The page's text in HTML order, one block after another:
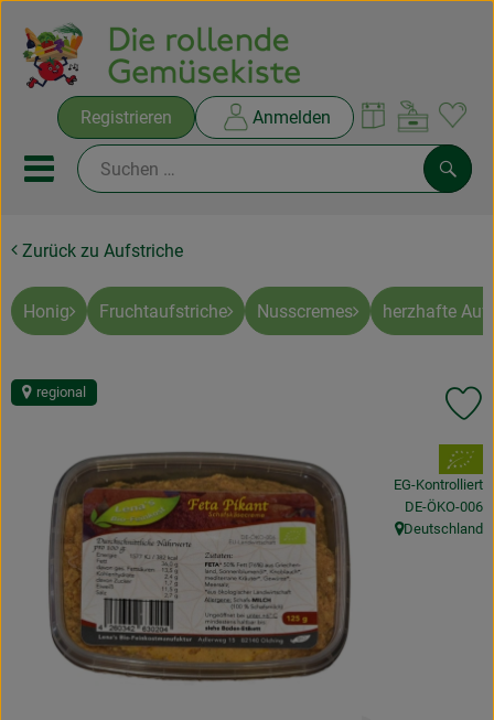
Registrieren Anmelden
Mobiles Menu öffnen oder
Ökokisten
Rezepte
Ökokisten
Obst & Gemüse
Frisches
Naturkost
Getränke
Zurück zu Aufstriche
Honig Fruchtaufstriche Nusscremes herzhafte
regional
, Verband:
EG-Kontrolliert
, Kontrollstelle:
DE-ÖKO-006
, Herkunft:
Deutschland